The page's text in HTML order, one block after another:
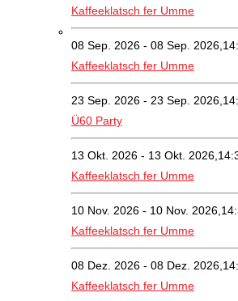
Kaffeeklatsch fer Umme
08 Sep. 2026 - 08 Sep.
Kaffeeklatsch fer Umme
23 Sep. 2026 - 23 Sep.
Ü60 Party
13 Okt. 2026 - 13 Okt.
Kaffeeklatsch fer Umme
10 Nov. 2026 - 10 Nov.
Kaffeeklatsch fer Umme
08 Dez. 2026 - 08 Dez.
Kaffeeklatsch fer Umme